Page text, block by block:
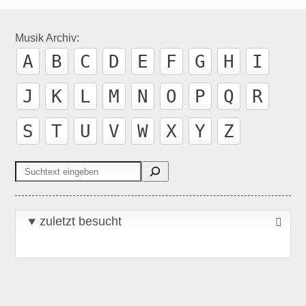
Musik Archiv:
A B C D E F G H
I
J
K L M N O P Q
R
S
T U V W X Y Z
Suchen
zuletzt besucht